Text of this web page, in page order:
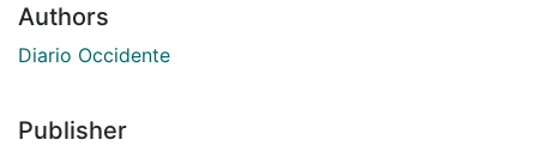
Authors
Diario Occidente
Publisher